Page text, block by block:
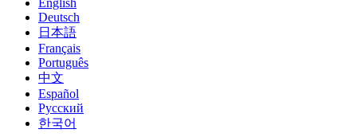
Deutsch
日本語
Français
Português
中文
Español
Русский
한국어